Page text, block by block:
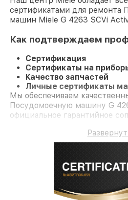
сертификатами для ремонта
машин Miele G 4263 SCVi
Как подтверждаем
Сертификация
Сертификаты на
Качество запчастей
Личные сертификаты
Мы обеспечиваем
Посудомоечную машину G
официальное гарантийное